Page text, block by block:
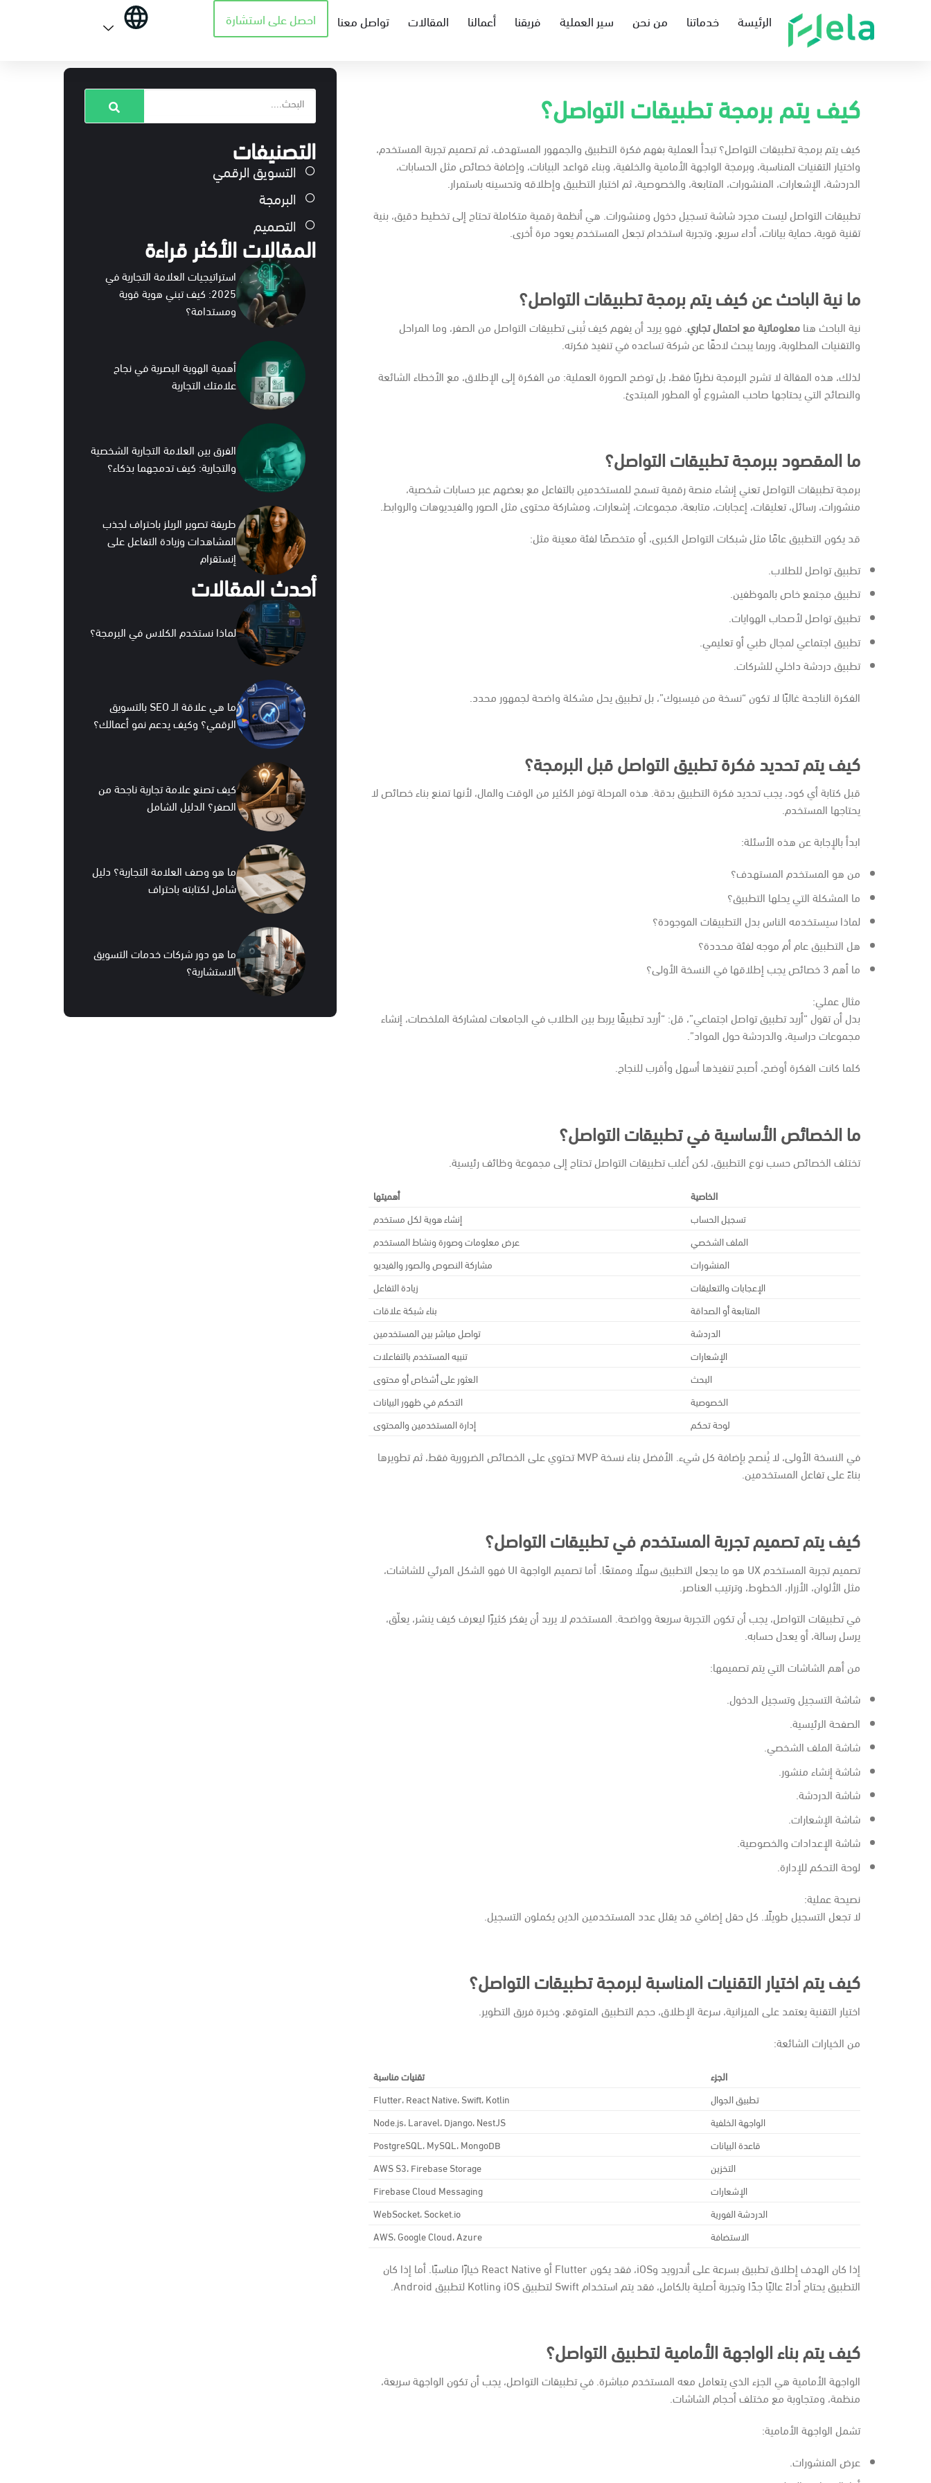
الرئيسة خدماتنا من نحن سير العملية فريقنا أعمالنا المقالات تواصل معنا احصل على استشارة
كيف يتم برمجة تطبيقات التواصل؟
كيف يتم برمجة تطبيقات التواصل؟ تبدأ العملية بفهم فكرة التطبيق والجمهور المستهدف، ثم تصميم تجربة المستخدم،
واختيار التقنيات المناسبة، وبرمجة الواجهة الأمامية والخلفية، وبناء قواعد البيانات، وإضافة خصائص مثل الحسابات،
الدردشة، الإشعارات، المنشورات، المتابعة، والخصوصية، ثم اختبار التطبيق وإطلاقه وتحسينه باستمرار.
تطبيقات التواصل ليست مجرد شاشة تسجيل دخول ومنشورات. هي أنظمة رقمية متكاملة تحتاج إلى تخطيط دقيق، بنية
تقنية قوية، حماية بيانات، أداء سريع، وتجربة استخدام تجعل المستخدم يعود مرة أخرى.
ما نية الباحث عن كيف يتم برمجة تطبيقات التواصل؟
نية الباحث هنامعلوماتية مع احتمال تجاري. فهو يريد أن يفهم كيف تُبنى تطبيقات التواصل من الصفر، وما المراحل
والتقنيات المطلوبة، وربما يبحث لاحقًا عن شركة تساعده في تنفيذ فكرته.
لذلك، هذه المقالة لا تشرح البرمجة نظريًا فقط، بل توضح الصورة العملية: من الفكرة إلى الإطلاق، مع الأخطاء الشائعة
والنصائح التي يحتاجها صاحب المشروع أو المطور المبتدئ.
ما المقصود ببرمجة تطبيقات التواصل؟
برمجة تطبيقات التواصل تعني إنشاء منصة رقمية تسمح للمستخدمين بالتفاعل مع بعضهم عبر حسابات شخصية،
منشورات، رسائل، تعليقات، إعجابات، متابعة، مجموعات، إشعارات، ومشاركة محتوى مثل الصور والفيديوهات والروابط.
قد يكون التطبيق عامًا مثل شبكات التواصل الكبرى، أو متخصصًا لفئة معينة مثل:
تطبيق تواصل للطلاب.
تطبيق مجتمع خاص بالموظفين.
تطبيق تواصل لأصحاب الهوايات.
تطبيق اجتماعي لمجال طبي أو تعليمي.
تطبيق دردشة داخلي للشركات.
الفكرة الناجحة غالبًا لا تكون “نسخة من فيسبوك”، بل تطبيق يحل مشكلة واضحة لجمهور محدد.
كيف يتم تحديد فكرة تطبيق التواصل قبل البرمجة؟
قبل كتابة أي كود، يجب تحديد فكرة التطبيق بدقة. هذه المرحلة توفر الكثير من الوقت والمال، لأنها تمنع بناء خصائص لا
يحتاجها المستخدم.
ابدأ بالإجابة عن هذه الأسئلة:
من هو المستخدم المستهدف؟
ما المشكلة التي يحلها التطبيق؟
لماذا سيستخدمه الناس بدل التطبيقات الموجودة؟
هل التطبيق عام أم موجه لفئة محددة؟
ما أهم 3 خصائص يجب إطلاقها في النسخة الأولى؟
مثال عملي:
بدل أن تقول “أريد تطبيق تواصل اجتماعي”، قل: “أريد تطبيقًا يربط بين الطلاب في الجامعات لمشاركة الملخصات، إنشاء
مجموعات دراسية، والدردشة حول المواد”.
كلما كانت الفكرة أوضح، أصبح تنفيذها أسهل وأقرب للنجاح.
ما الخصائص الأساسية في تطبيقات التواصل؟
تختلف الخصائص حسب نوع التطبيق، لكن أغلب تطبيقات التواصل تحتاج إلى مجموعة وظائف رئيسية.
الخاصية
أهميتها
تسجيل الحساب
إنشاء هوية لكل مستخدم
الملف الشخصي
عرض معلومات وصورة ونشاط المستخدم
المنشورات
مشاركة النصوص والصور والفيديو
الإعجابات والتعليقات
زيادة التفاعل
المتابعة أو الصداقة
بناء شبكة علاقات
الدردشة
تواصل مباشر بين المستخدمين
الإشعارات
تنبيه المستخدم بالتفاعلات
البحث
العثور على أشخاص أو محتوى
الخصوصية
التحكم في ظهور البيانات
لوحة تحكم
إدارة المستخدمين والمحتوى
في النسخة الأولى، لا يُنصح بإضافة كل شيء. الأفضل بناء نسخة MVP تحتوي على الخصائص الضرورية فقط، ثم تطويرها
بناءً على تفاعل المستخدمين.
كيف يتم تصميم تجربة المستخدم في تطبيقات التواصل؟
تصميم تجربة المستخدم UX هو ما يجعل التطبيق سهلًا وممتعًا. أما تصميم الواجهة UI فهو الشكل المرئي للشاشات،
مثل الألوان، الأزرار، الخطوط، وترتيب العناصر.
في تطبيقات التواصل، يجب أن تكون التجربة سريعة وواضحة. المستخدم لا يريد أن يفكر كثيرًا ليعرف كيف ينشر، يعلّق،
يرسل رسالة، أو يعدل حسابه.
من أهم الشاشات التي يتم تصميمها:
شاشة التسجيل وتسجيل الدخول.
الصفحة الرئيسية.
شاشة الملف الشخصي.
شاشة إنشاء منشور.
شاشة الدردشة.
شاشة الإشعارات.
شاشة الإعدادات والخصوصية.
لوحة التحكم للإدارة.
نصيحة عملية:
لا تجعل التسجيل طويلًا. كل حقل إضافي قد يقلل عدد المستخدمين الذين يكملون التسجيل.
كيف يتم اختيار التقنيات المناسبة لبرمجة تطبيقات التواصل؟
اختيار التقنية يعتمد على الميزانية، سرعة الإطلاق، حجم التطبيق المتوقع، وخبرة فريق التطوير.
من الخيارات الشائعة:
الجزء
تقنيات مناسبة
تطبيق الجوال
Flutter، React Native، Swift، Kotlin
الواجهة الخلفية
Node.js، Laravel، Django، NestJS
قاعدة البيانات
PostgreSQL، MySQL، MongoDB
التخزين
AWS S3، Firebase Storage
الإشعارات
Firebase Cloud Messaging
الدردشة الفورية
WebSocket، Socket.io
الاستضافة
AWS، Google Cloud، Azure
إذا كان الهدف إطلاق تطبيق بسرعة على أندرويد وiOS، فقد يكون Flutter أو React Native خيارًا مناسبًا. أما إذا كان
التطبيق يحتاج أداءً عاليًا جدًا وتجربة أصلية بالكامل، فقد يتم استخدام Swift لتطبيق iOS وKotlin لتطبيق Android.
كيف يتم بناء الواجهة الأمامية لتطبيق التواصل؟
الواجهة الأمامية هي الجزء الذي يتعامل معه المستخدم مباشرة. في تطبيقات التواصل، يجب أن تكون الواجهة سريعة،
منظمة، ومتجاوبة مع مختلف أحجام الشاشات.
تشمل الواجهة الأمامية:
عرض المنشورات.
التصنيفات
التسويق الرقمي
البرمجة
التصميم
المقالات الأكثر قراءة
استراتيجيات العلامة التجارية في
2025: كيف تبني هوية قوية
ومستدامة؟
أهمية الهوية البصرية في نجاح
علامتك التجارية
الفرق بين العلامة التجارية الشخصية
والتجارية: كيف تدمجهما بذكاء؟
طريقة تصوير الريلز باحتراف لجذب
المشاهدات وزيادة التفاعل على
إنستقرام
أحدث المقالات
لماذا نستخدم الكلاس في البرمجة؟
ما هي علاقة الـ SEO بالتسويق
الرقمي؟ وكيف يدعم نمو أعمالك؟
كيف تصنع علامة تجارية ناجحة من
الصفر؟ الدليل الشامل
ما هو وصف العلامة التجارية؟ دليل
شامل لكتابته باحتراف
ما هو دور شركات خدمات التسويق
الاستشارية؟